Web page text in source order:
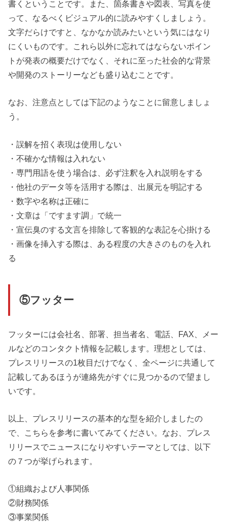
書くということです。また、箇条書きや図表、写真を使
って、なるべくビジュアル的に読みやすくしましょう。
文字だらけですと、なかなか読みたいという気にはなり
にくいものです。これら以外に忘れてはならないポイン
トが発表の概要だけでなく、それに至った社会的な背景
や開発のストーリーなども盛り込むことです。
なお、注意点としては下記のようなことに留意しましょ
う。
・誤解を招く表現は使用しない
・不確かな情報は入れない
・専門用語を使う場合は、必ず注釈を入れ説明をする
・他社のデータ等を活用する際は、出展元を明記する
・数字や名称は正確に
・文章は「ですます調」で統一
・宣伝臭のする文言を排除して客観的な表記を心掛ける
・画像を挿入する際は、ある程度の大きさのものを入れ
る
⑤フッター
フッターには会社名、部署、担当者名、電話、FAX、メー
ルなどのコンタクト情報を記載します。理想としては、
プレスリリースの1枚目だけでなく、全ページに共通して
記載してあるほうが連絡先がすぐに見つかるので望まし
いです。
以上、プレスリリースの基本的な型を紹介しましたの
で、こちらを参考に書いてみてください。なお、プレス
リリースでニュースになりやすいテーマとしては、以下
の７つが挙げられます。
①組織および人事関係
②財務関係
③事業関係